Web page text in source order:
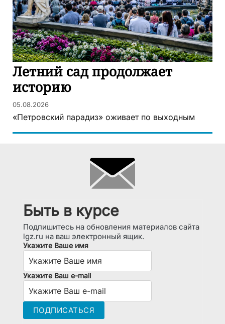
Летний сад продолжает
историю
05.08.2026
«Петровский парадиз» оживает по выходным
Быть в курсе
Подпишитесь на обновления материалов сайта
lgz.ru на ваш электронный ящик.
Укажите Ваше имя
Укажите Ваш e-mail